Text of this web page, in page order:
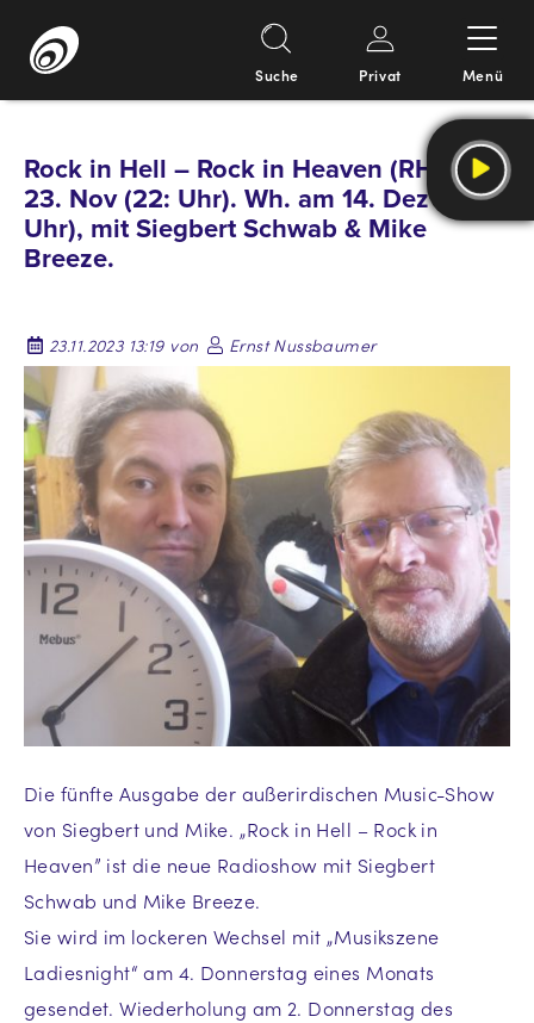
Inhalt
Suche Privat Menü
Rock in Hell – Rock in Heaven (RHI): DO,
23. Nov (22: Uhr). Wh. am 14. Dez ( 22:
Uhr), mit Siegbert Schwab & Mike
Breeze.
23.11.2023 13:19 von Ernst Nussbaumer
Die fünfte Ausgabe der außerirdischen Music-Show
von Siegbert und Mike. „Rock in Hell – Rock in
Heaven” ist die neue Radioshow mit Siegbert
Schwab und Mike Breeze.
Sie wird im lockeren Wechsel mit „Musikszene
Ladiesnight“ am 4. Donnerstag eines Monats
gesendet. Wiederholung am 2. Donnerstag des